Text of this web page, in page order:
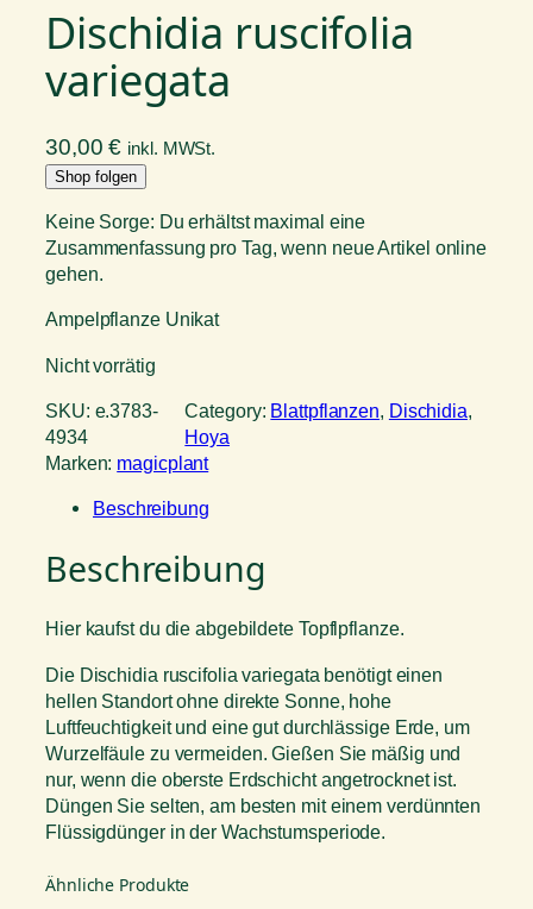
Dischidia ruscifolia
variegata
30,00€ inkl. MWSt.
Shop folgen
Keine Sorge: Du erhältst maximal eine
Zusammenfassung pro Tag, wenn neue Artikel online
gehen.
Ampelpflanze Unikat
Nicht vorrätig
SKU: e.3783-
4934
Category: Blattpflanzen, Dischidia
Hoya
Marken: magicplant
Beschreibung
Beschreibung
Hier kaufst du die abgebildete Topflpflanze.
Die Dischidia ruscifolia variegata benötigt einen
hellen Standort ohne direkte Sonne, hohe
Luftfeuchtigkeit und eine gut durchlässige Erde, um
Wurzelfäule zu vermeiden. Gießen Sie mäßig und
nur, wenn die oberste Erdschicht angetrocknet ist.
Düngen Sie selten, am besten mit einem verdünnten
Flüssigdünger in der Wachstumsperiode.
Ähnliche Produkte